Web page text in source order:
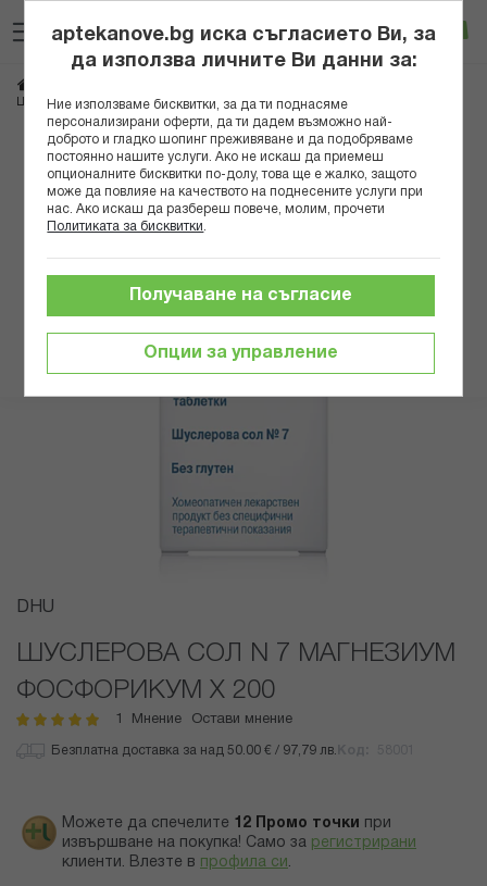
към
съдържанието
Вход
ШУСЛЕРОВА СОЛ N 7 МАГНЕЗИУМ ФОСФОРИКУМ Х 200
Преминете
края
Преминете
началото
галерия
със
DHU
ШУСЛЕРОВА СОЛ N 7 МАГНЕЗИУМ
ФОСФОРИКУМ Х 200
рейтинг:
Мнение Остави мнение
Безплатна доставка за над 50.00 € / 97,79 лв.
Можете да спечелите 12 Промо точки
при
извършване на покупка! Само за регистрирани
клиенти. Влезте в профила си .
aptekanove.bg иска съгласието Ви, за
да използва личните Ви данни за:
Ние използваме бисквитки, за да ти поднасяме
персонализирани оферти, да ти дадем възможно най-
доброто и гладко шопинг преживяване и да подобряваме
постоянно нашите услуги. Ако не искаш да приемеш
опционалните бисквитки по-долу, това ще е жалко, защото
може да повлияе на качеството на поднесените услуги при
нас. Ако искаш да разбереш повече, молим, прочети
Политиката за бисквитки
Опции за управление
Получаване на съгласие